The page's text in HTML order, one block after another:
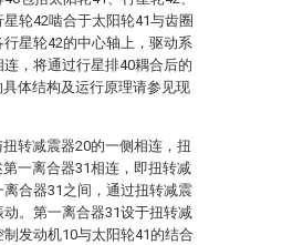
轮42啮合于太阳轮41与齿圈
星轮42的中心轴上，驱动系
，将通过行星排40耦合后的
体结构及运行原理请参见现
转减震器20的一侧相连，扭
一离合器31相连，即扭转减
合器31之间，通过扭转减震
。第一离合器31设于扭转减
发动机10与太阳轮41的结合